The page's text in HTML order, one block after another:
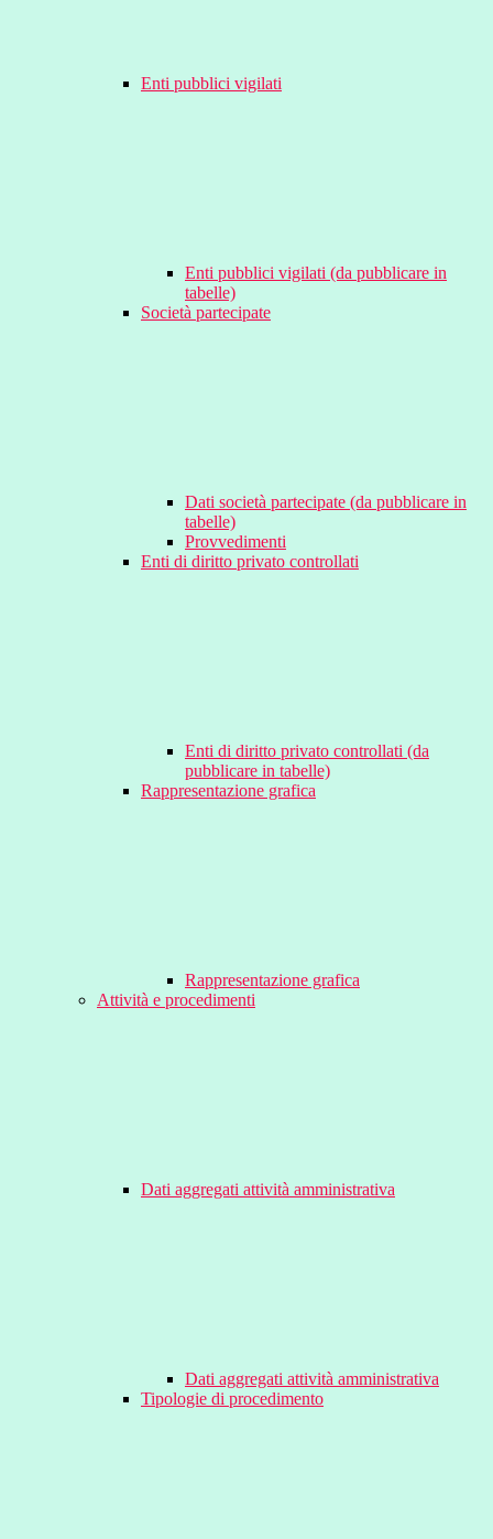
Enti pubblici vigilati
Enti pubblici vigilati (da pubblicare in
tabelle)
Società partecipate
Dati società partecipate (da pubblicare in
tabelle)
Provvedimenti
Enti di diritto privato controllati
Enti di diritto privato controllati (da
pubblicare in tabelle)
Rappresentazione grafica
Rappresentazione grafica
Attività e procedimenti
Dati aggregati attività amministrativa
Dati aggregati attività amministrativa
Tipologie di procedimento